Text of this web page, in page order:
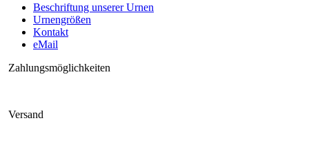
Beschriftung unserer Urnen
Urnengrößen
Kontakt
eMail
Zahlungsmöglichkeiten
Versand